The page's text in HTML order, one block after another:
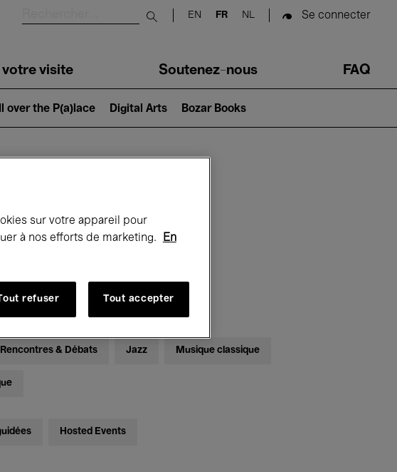
Submit search
EN FR NL Se connecter
votre visite Soutenez-nous FAQ
over the P(a)lace Digital Arts Bozar Books
Bozar
Rencontres & Débats Jazz Musique classique
Hosted Events
sur votre appareil pour
à nos efforts de marketing.
En
Tout refuser Tout accepter